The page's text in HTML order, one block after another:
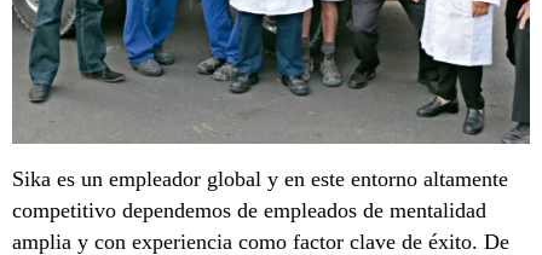
Sika es un empleador global y en este entorno altamente
competitivo dependemos de empleados de mentalidad
amplia y con experiencia como factor clave de éxito. De